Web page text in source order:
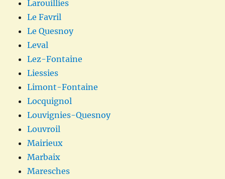
Larouillies
Le Favril
Le Quesnoy
Leval
Lez-Fontaine
Liessies
Limont-Fontaine
Locquignol
Louvignies-Quesnoy
Louvroil
Mairieux
Marbaix
Maresches